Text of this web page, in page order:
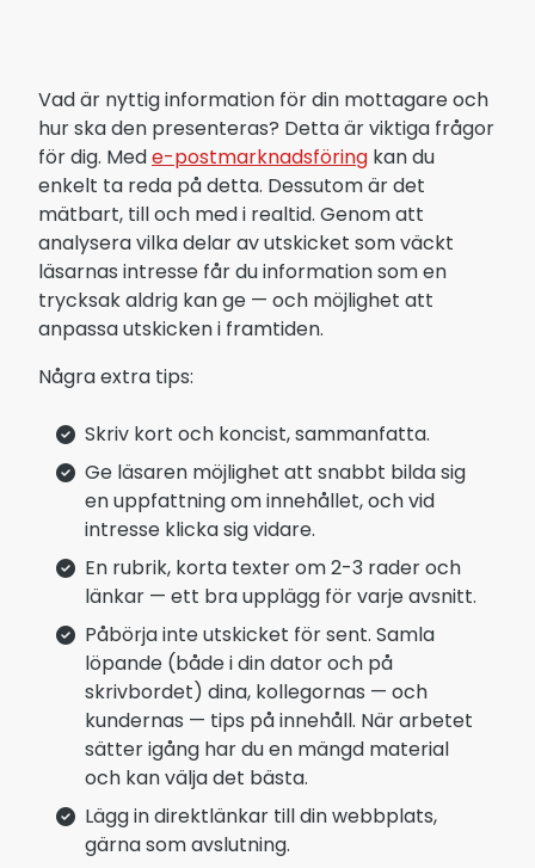
Vad är nyttig information för din mottagare och
hur ska den presenteras? Detta är viktiga frågor
för dig. Mede-postmarknadsföring kan du
enkelt ta reda på detta. Dessutom är det
mätbart, till och med i realtid. Genom att
analysera vilka delar av utskicket som väckt
läsarnas intresse får du information som en
trycksak aldrig kan ge — och möjlighet att
anpassa utskicken i framtiden.
Några extra tips:
Skriv kort och koncist, sammanfatta.
Ge läsaren möjlighet att snabbt bilda sig
en uppfattning om innehållet, och vid
intresse klicka sig vidare.
En rubrik, korta texter om 2-3 rader och
länkar — ett bra upplägg för varje avsnitt.
Påbörja inte utskicket för sent. Samla
löpande (både i din dator och på
skrivbordet) dina, kollegornas — och
kundernas — tips på innehåll. När arbetet
sätter igång har du en mängd material
och kan välja det bästa.
Lägg in direktlänkar till din webbplats,
gärna som avslutning.